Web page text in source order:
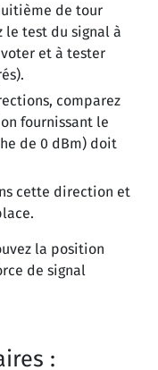
de tour
le test du signal à
et à tester
comparez
fournissant le
de 0 dBm) doit
cette direction et
la position
de signal
: